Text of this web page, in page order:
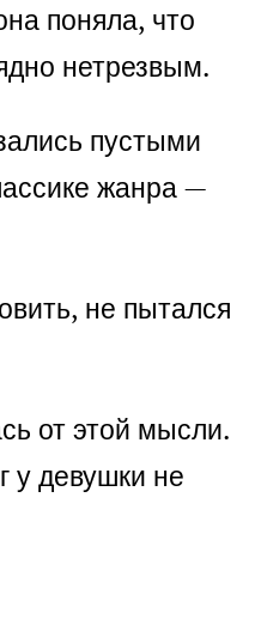
поняла, что
нетрезвым.
пустыми
жанра —
не пытался
от этой мысли.
у девушки не